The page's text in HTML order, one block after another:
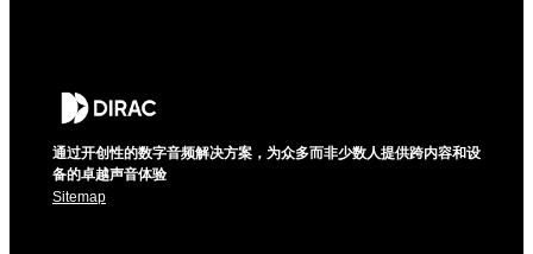
通过开创性的数字音频解决方案，为众多而非少数人提供跨内容和设
备的卓越声音体验
Sitemap